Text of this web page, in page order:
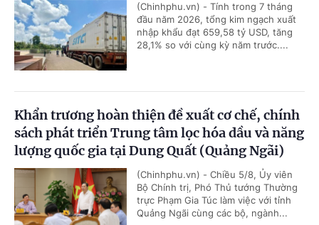
(Chinhphu.vn) - Tính trong 7 tháng
đầu năm 2026, tổng kim ngạch xuất
nhập khẩu đạt 659,58 tỷ USD, tăng
28,1% so với cùng kỳ năm trước....
Khẩn trương hoàn thiện đề xuất cơ chế, chính
sách phát triển Trung tâm lọc hóa dầu và năng
lượng quốc gia tại Dung Quất (Quảng Ngãi)
(Chinhphu.vn) - Chiều 5/8, Ủy viên
Bộ Chính trị, Phó Thủ tướng Thường
trực Phạm Gia Túc làm việc với tỉnh
Quảng Ngãi cùng các bộ, ngành...